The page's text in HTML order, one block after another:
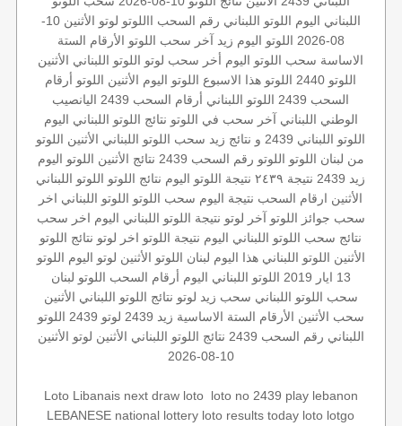
اللبناني اليوم اللوتو اللبناني رقم السحب االلوتو لوتو
الأثنين 10-
08-2026
اللوتو اليوم زيد آخر سحب اللوتو الأرقام الستة
الاساسة سحب اللوتو اليوم أخر سحب لوتو اللوتو اللبناني الأثنين
اللوتو 2440
اللوتو هذا الاسبوع اللوتو اليوم الأثنين اللوتو أرقام
السحب 2439
اللوتو اللبناني أرقام السحب 2439
اليانصيب
الوطني اللبناني آخر سحب في اللوتو نتائج اللوتو اللبناني اليوم
اللوتو اللبناني 2439 و نتائج زيد
سحب اللوتو اللبناني الأثنين اللوتو
من لبنان اللوتو اللوتو رقم السحب 2439 نتائج الأثنين اللوتو اليوم
زيد 2439
نتيجة ٢٤٣٩ نتيجة اللوتو اليوم نتائج اللوتو اللوتو اللبناني
الأثنين ارقام السحب نتيجة اليوم سحب اللوتو اللوتو اللبناني اخر
سحب جوائز اللوتو آخر لوتو نتيجة اللوتو اللبناني اليوم اخر سحب
نتائج سحب اللوتو اللبناني اليوم نتيجة اللوتو اخر لوتو نتائج اللوتو
الأثنين اللوتو اللبناني هذا اليوم لبنان اللوتو الأثنين لوتو اليوم اللوتو
13 ايار 2019
اللوتو اللبناني اليوم أرقام السحب اللوتو لبنان
سحب اللوتو اللبناني سحب زيد لوتو نتائج اللوتو اللبناني الأثنين
سحب الأثنين الأرقام الستة الاساسية زيد 2439 لوتو 2439
اللوتو
اللبناني رقم السحب 2439
نتائج اللوتو اللبناني الأثنين لوتو الأثنين
10-08-2026
Loto Libanais next draw loto loto no 2439 play lebanon
LEBANESE national lottery loto results today loto lotgo